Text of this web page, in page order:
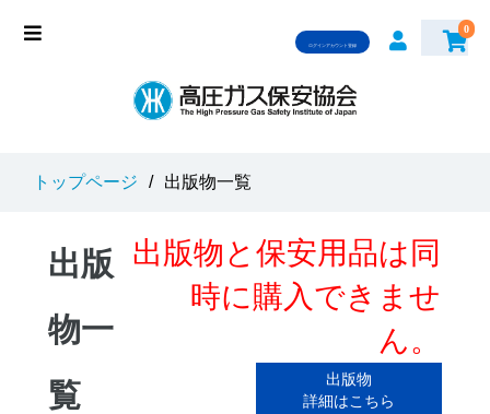
ログインアカウント登録
0
トップページ / 出版物一覧
出版
物一
覧
出版物と保安用品は同
時に購入できませ
ん。
出版物
詳細はこちら